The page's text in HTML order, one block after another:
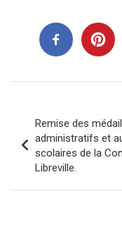
de
l’article
Remise des
administratifs et
scolaires de la
Libreville.